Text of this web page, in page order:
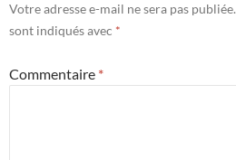
Votre adresse e-mail ne sera pas publiée.
sont indiqués avec *
Commentaire *